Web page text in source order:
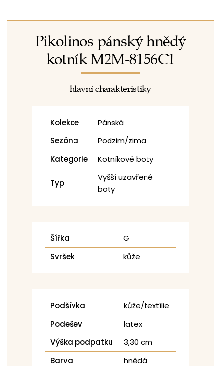
Pikolinos pánský hnědý
kotník M2M-8156C1
hlavní charakteristiky
Kolekce
Pánská
Sezóna
Podzim/zima
Kategorie
Kotníkové boty
Typ
Vyšší uzavřené
boty
Šířka
G
Svršek
kůže
Podšívka
kůže/textílie
Podešev
latex
Výška podpatku
3,30 cm
Barva
hnědá